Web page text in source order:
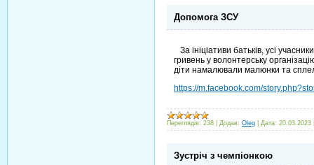
Допомога ЗСУ
За ініціативи батьків, усі
гривень у волонтерську
діти намалювали малюнки та
https://m.facebook.com/
Переглядів: 238 Додав: Oleg Дата: 20.03.2023
Зустріч з чемпіонкою